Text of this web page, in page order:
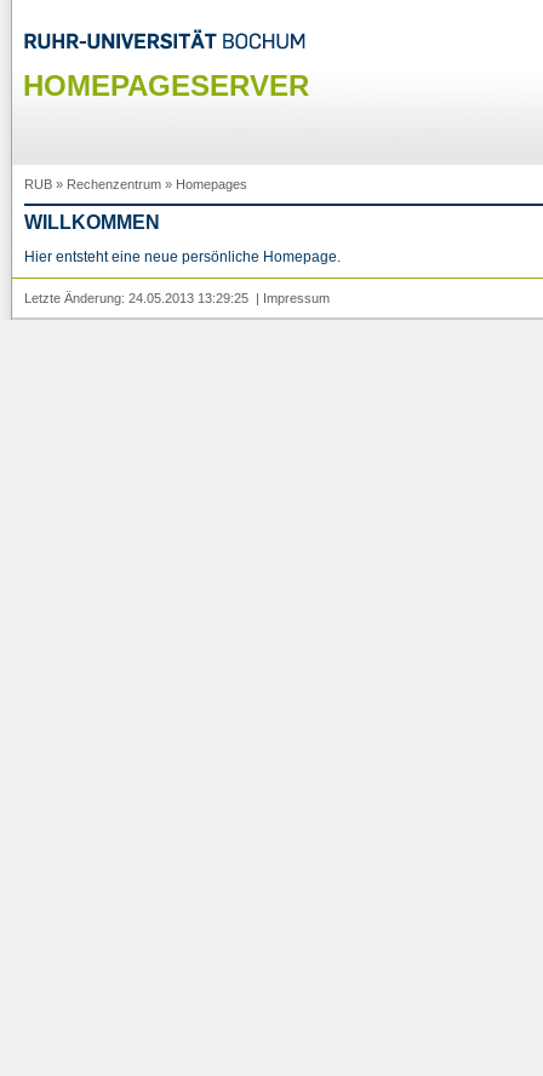
HOMEPAGESERVER
RUB » Rechenzentrum » Homepages
WILLKOMMEN
Hier entsteht eine neue persönliche Homepage.
Letzte Änderung: 24.05.2013 13:29:25 | Impressum